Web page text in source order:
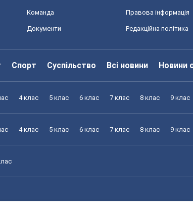
Команда Правова інформація
Документи Редакційна політика
Спорт Суспільство Всі новини Новини
4 клас 5 клас 6 клас 7 клас 8 клас 9 клас
4 клас 5 клас 6 клас 7 клас 8 клас 9 клас